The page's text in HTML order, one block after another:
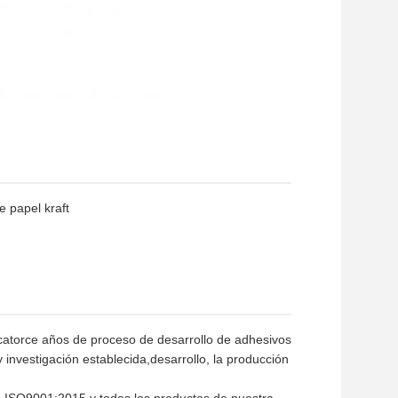
papel kraft
años de proceso de desarrollo de adhesivos
establecida,desarrollo, la producción